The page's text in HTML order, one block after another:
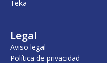
Teka
Legal
Aviso legal
Política de privacidad